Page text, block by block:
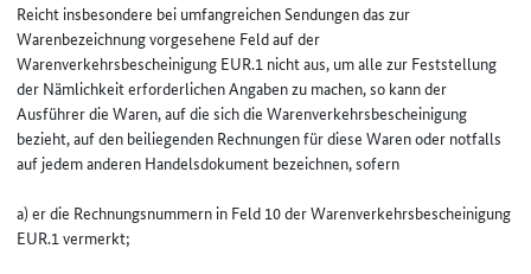
Reicht insbesondere bei umfangreichen Sendungen das zur
Warenbezeichnung vorgesehene Feld auf der
Warenverkehrsbescheinigung EUR.1 nicht aus, um alle zur Feststellung
der Nämlichkeit erforderlichen Angaben zu machen, so kann der
Ausführer die Waren, auf die sich die Warenverkehrsbescheinigung
bezieht, auf den beiliegenden Rechnungen für diese Waren oder notfalls
auf jedem anderen Handelsdokument bezeichnen, sofern
a) er die Rechnungsnummern in Feld 10 der Warenverkehrsbescheinigung
EUR.1 vermerkt;